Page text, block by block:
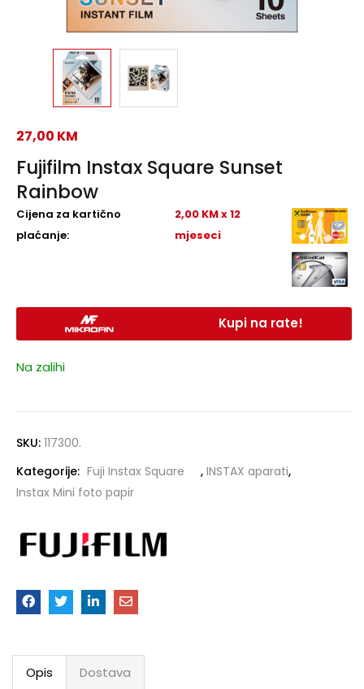
Fujifilm Instax Square Sunset
Rainbow
27,00 KM
Cijena za kartično
plaćanje:
2,00 KM x 12
mjeseci
Kupi na rate!
Na zalihi
SKU: 117300.
Kategorije: Fuji Instax Square , INSTAX aparati,
Instax Mini foto papir
Opis Dostava